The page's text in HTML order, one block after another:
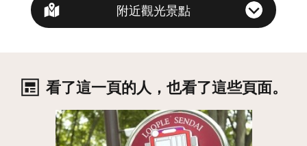
附近觀光景點
看了這一頁的人，也看了這些頁面。
詳情